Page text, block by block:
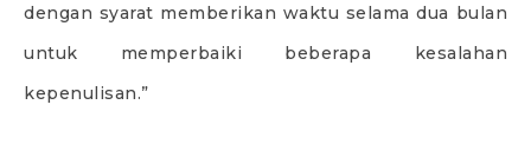
dengan syarat memberikan waktu selama dua bulan
untuk memperbaiki beberapa kesalahan
kepenulisan.”